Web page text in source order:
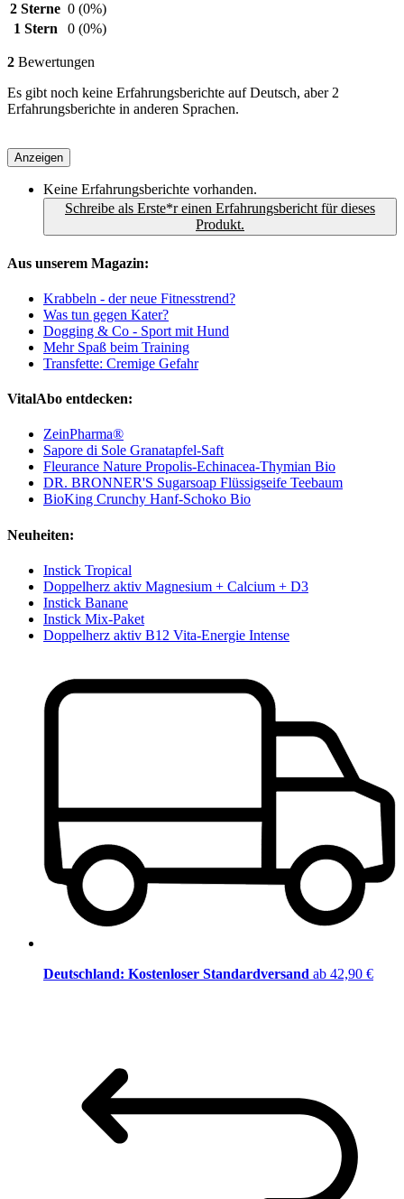
2 Sterne 0 (0%)
1 Stern
0 (0%)
2 Bewertungen
Es gibt noch keine Erfahrungsberichte auf Deutsch, aber 2
Erfahrungsberichte in anderen Sprachen.
Anzeigen
Keine Erfahrungsberichte vorhanden.
Schreibe als Erste*r einen Erfahrungsbericht für dieses
Produkt.
Aus unserem Magazin:
Krabbeln - der neue Fitnesstrend?
Was tun gegen Kater?
Dogging & Co - Sport mit Hund
Mehr Spaß beim Training
Transfette: Cremige Gefahr
VitalAbo entdecken:
ZeinPharma®
Sapore di Sole Granatapfel-Saft
Fleurance Nature Propolis-Echinacea-Thymian Bio
DR. BRONNER'S Sugarsoap Flüssigseife Teebaum
BioKing Crunchy Hanf-Schoko Bio
Neuheiten:
Instick Tropical
Doppelherz aktiv Magnesium + Calcium + D3
Instick Banane
Instick Mix-Paket
Doppelherz aktiv B12 Vita-Energie Intense
Deutschland: Kostenloser Standardversand ab 42,90 €